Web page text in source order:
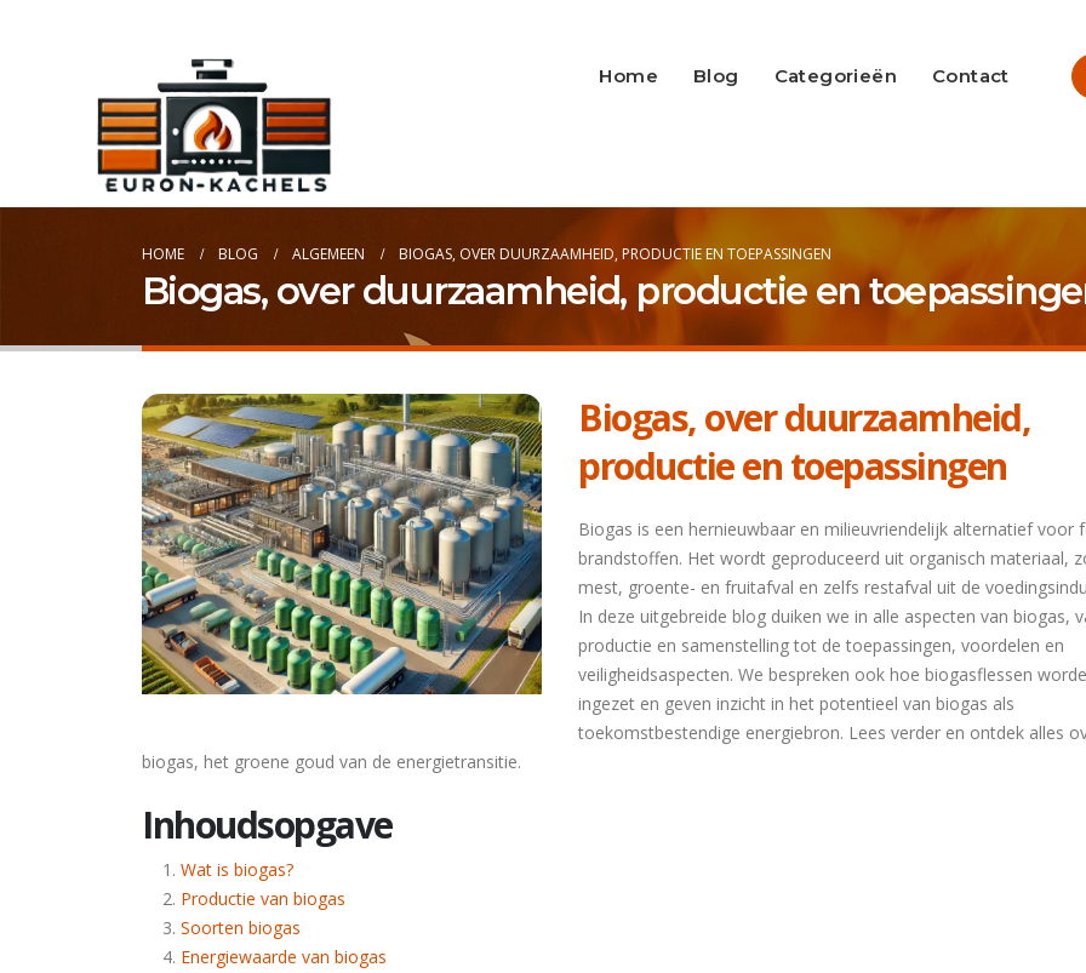
Home Blog Categorieën Contact
HOME BLOG ALGEMEEN BIOGAS, OVER DUURZAAMHEID, PRODUCTIE EN TOEPASSINGEN
Biogas, over duurzaamheid, productie en
Biogas, over duurzaamheid,
productie en toepassingen
Biogas is een hernieuwbaar en milieuvriendelijk alternatief voor
brandstoffen. Het wordt geproduceerd uit organisch materiaal,
mest, groente- en fruitafval en zelfs restafval uit de
In deze uitgebreide blog duiken we in alle aspecten van biogas,
productie en samenstelling tot de toepassingen, voordelen en
veiligheidsaspecten. We bespreken ook hoe biogasflessen
ingezet en geven inzicht in het potentieel van biogas als
toekomstbestendige energiebron. Lees verder en ontdek alles
biogas, het groene goud van de energietransitie.
Inhoudsopgave
Wat is biogas?
Productie van biogas
Soorten biogas
Energiewaarde van biogas